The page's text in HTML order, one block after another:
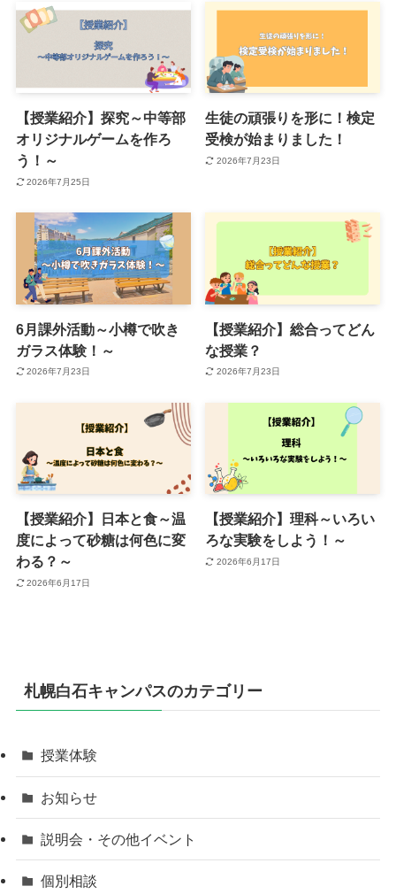
【授業紹介】探究～中等部
オリジナルゲームを作ろ
う！～
2026年7月25日
生徒の頑張りを形に！検定
受検が始まりました！
2026年7月23日
6月課外活動～小樽で吹き
ガラス体験！～
2026年7月23日
【授業紹介】総合ってどん
な授業？
2026年7月23日
【授業紹介】日本と食～温
度によって砂糖は何色に変
わる？～
2026年6月17日
【授業紹介】理科～いろい
ろな実験をしよう！～
2026年6月17日
札幌白石キャンパスのカテゴリー
授業体験
お知らせ
説明会・その他イベント
個別相談